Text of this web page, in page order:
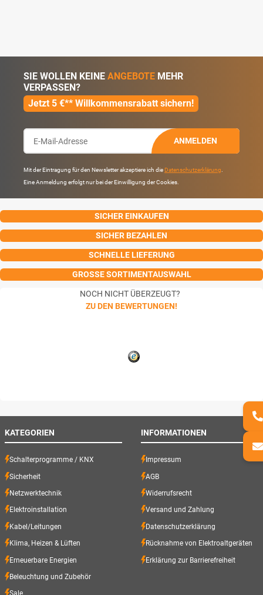
SIE WOLLEN KEINE ANGEBOTE MEHR
VERPASSEN?
Jetzt 5 €** Willkommensrabatt sichern!
ANMELDEN
Mit der Eintragung für den Newsletter akzeptiere ich die Datenschutzerklärung
Eine Anmeldung erfolgt nur bei der Einwilligung der Cookies.
SICHER EINKAUFEN
SICHER BEZAHLEN
SCHNELLE LIEFERUNG
GROSSE SORTIMENTAUSWAHL
NOCH NICHT ÜBERZEUGT?
ZU DEN BEWERTUNGEN!
KATEGORIEN
Schalterprogramme / KNX
Sicherheit
Netzwerktechnik
Elektroinstallation
Kabel/Leitungen
Klima, Heizen & Lüften
Erneuerbare Energien
Beleuchtung und Zubehör
INFORMATIONEN
Impressum
AGB
Widerrufsrecht
Versand und Zahlung
Datenschutzerklärung
Rücknahme von Elektroaltgeräten
Erklärung zur Barrierefreiheit